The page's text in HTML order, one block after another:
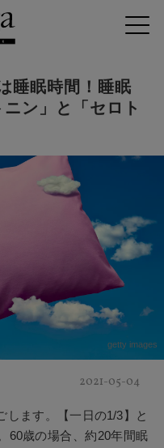
睡眠時間！睡眠
ン」と「セロト
getty images
2021-05-04
します。【一日の1/3】と
60歳の場合、約20年間眠